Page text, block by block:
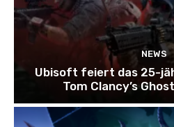
NEWS
Ubisoft feiert das 25-
Tom Clancy’s